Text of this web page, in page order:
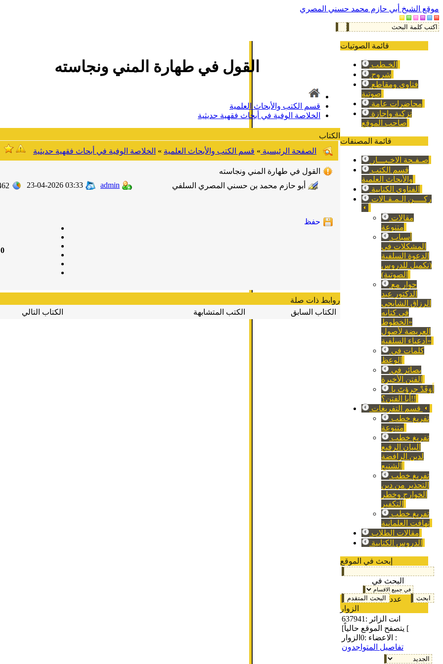
موقع الشيخ أبي حازم محمد حسني المصري
قائمة الصوتيات
الخـطب
شروح
صوتية
محاضرات عامة
صاحب الموقع
قائمة المصنفات
صـفـحة الاخـبـــار
والأبحاث العلمية
الفتاوي الكتابية
ركــــن الـمـقـالات
متنوعة
المشكلات في
الدعوة السلفية
(تكميل للدروس
الصوتية)
الدكتور عبد
الرزاق الشايجي
في كتابه
«الخطوط
العريضة لأصول
أدعياء السلفية»
الوعظ
الفتن الأخيرة
أبا الفتن؟!!
متنوعة
البيان الرفيع
لدين الرافضة
الشنيع
التحذير من دين
الخوارج وخطر
التكفير
تهافت العلمانية
مقالات الطلاب
الدروس الكتابية
إبحث في الموقع
البحث في
عدد
الزوار
انت الزائر : 637941
[يتصفح الموقع حالياً [
الاعضاء :0
الزوار :
تفاصيل المتواجدون
القول في طهارة المني ونجاسته
قسم الكتب والأبحاث العلمية
الخلاصة الوفية في أبحاث فقهية حديثية
الكتاب
الصفحة الرئيسية » قسم الكتب والأبحاث العلمية » الخلاصة الوفية في أبحاث فقهية حديثية
القول في طهارة المني ونجاسته
23-04-2026 03:33 admin أبو حازم محمد بن حسني المصري السلفي
0
حفظ
روابط ذات صلة
الكتاب السابق
الكتب المتشابهة الكتاب التالي